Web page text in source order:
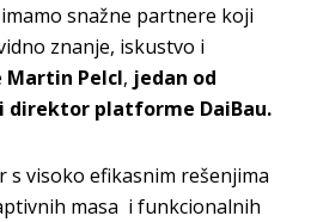
snažne partnere koji
znanje, iskustvo i
Martin Pelcl, jedan od
direktor platforme DaiBau.
s visoko efikasnim rešenjima
masa i funkcionalnih